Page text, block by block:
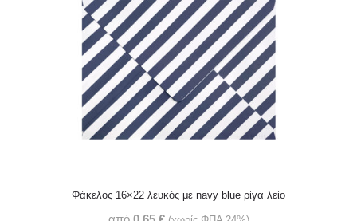
Φάκελος 16×22 λευκός με navy blue ρίγα λείο